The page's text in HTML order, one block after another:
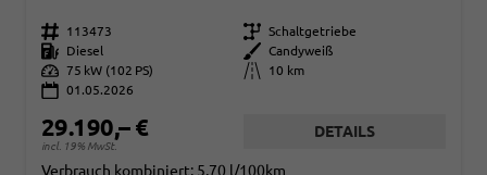
Fahrzeugnr. 113473 Getriebe Schaltgetriebe
Kraftstoff
Diesel Außenfarbe
Candyweiß
Leistung 75 kW (102 PS) Kilometerstand
10 km
01.05.2026
29.190,– €
incl. 19% MwSt.
DETAILS
Verbrauch kombiniert: 5,70 l/100km